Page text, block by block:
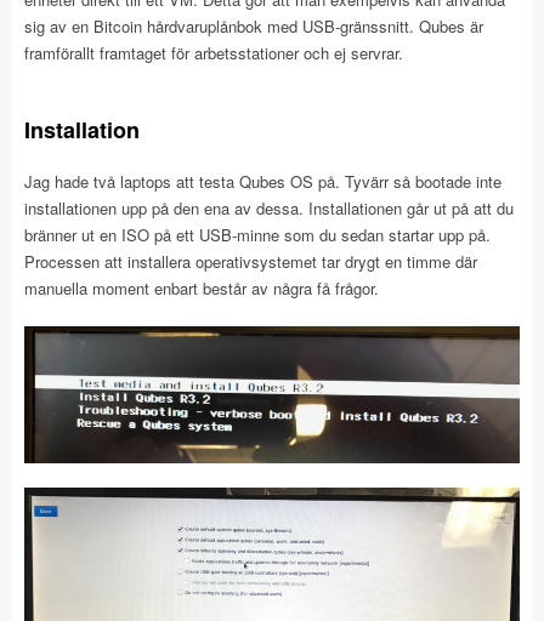
sig av en Bitcoin hårdvaruplånbok med USB-gränssnitt. Qubes är
framförallt framtaget för arbetsstationer och ej servrar.
Installation
Jag hade två laptops att testa Qubes OS på. Tyvärr så bootade inte
installationen upp på den ena av dessa. Installationen går ut på att du
bränner ut en ISO på ett USB-minne som du sedan startar upp på.
Processen att installera operativsystemet tar drygt en timme där
manuella moment enbart består av några få frågor.